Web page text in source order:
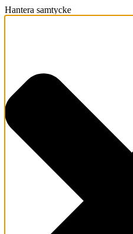
Hantera samtycke